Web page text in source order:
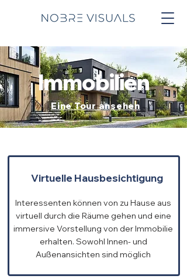
Immobilien
Eine Tour ansehen
Virtuelle Hausbesichtigung
Interessenten können von zu Hause aus
virtuell durch die Räume gehen und eine
immersive Vorstellung von der Immobilie
erhalten. Sowohl Innen- und
Außenansichten sind möglich